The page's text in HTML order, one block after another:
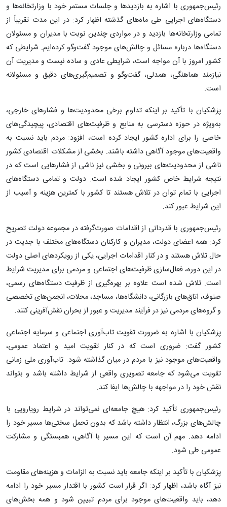
رئیس‌جمهوری با اشاره به بازدیدها و جلسات مستمر خود با وزارتخانه‌ها و
دستگاه‌های اجرایی طی ماه‌های گذشته اظهار کرد: در این مدت تقریباً از
تمامی وزارتخانه‌ها بازدید و در مواردی چندین نوبت با مدیران و مسئولان
دستگاه‌ها درباره مسائل و چالش‌های موجود گفت‌وگو کرده‌ایم. شرایطی که
کشور امروز با آن مواجه است، شرایطی عادی و ساده نیست و مدیریت آن
نیازمند هماهنگی، همدلی، گفت‌وگو و تصمیم‌گیری‌های دقیق و مسئولانه
است.
پزشکیان با تأکید بر اینکه تداوم برخی محدودیت‌ها و فشارهای خارجی،
به‌ویژه در حوزه دسترسی به منابع و ظرفیت‌های اقتصادی، پیچیدگی‌های
خاصی را برای اداره کشور ایجاد کرده است، افزود: مردم باید نسبت به
واقعیت‌های موجود آگاهی داشته باشند. بخشی از مشکلات اقتصادی کشور
ناشی از محدودیت‌های بیرونی و بخشی نیز ناشی از فشارهایی است که در
نتیجه شرایط خاص کشور ایجاد شده است. دولت و تمامی دستگاه‌های
اجرایی با تمام توان در تلاش هستند تا کشور با کمترین هزینه و آسیب از
این شرایط عبور کند.
رئیس‌جمهوری با قدردانی از اقدامات صورت‌گرفته در مجموعه دولت تصریح
کرد: همه اعضای دولت، مدیران و کارکنان دستگاه‌های مختلف با جدیت در
حال تلاش هستند و در کنار اقدامات اجرایی، یکی از رویکردهای اصلی دولت
در این دوره، فعال‌سازی ظرفیت‌های اجتماعی و مردمی برای مدیریت شرایط
است. تلاش شده است علاوه بر بهره‌گیری از ظرفیت دستگاه‌های رسمی،
صنوف، اتاق‌های بازرگانی، دانشگاه‌ها، مساجد، محلات، انجمن‌های تخصصی
و گروه‌های مردمی نیز در فرآیند مدیریت و عبور از بحران نقش‌آفرینی کنند.
پزشکیان با اشاره به ضرورت تقویت تاب‌آوری اجتماعی و سرمایه اجتماعی
کشور گفت: ضروری است که در کنار تقویت امید و اعتماد عمومی،
واقعیت‌های موجود نیز با مردم در میان گذاشته شود. تاب‌آوری ملی زمانی
تقویت می‌شود که جامعه تصویری واقعی از شرایط داشته باشد و بتواند
نقش خود را در مواجهه با چالش‌ها ایفا کند.
رئیس‌جمهوری تأکید کرد: هیچ جامعه‌ای نمی‌تواند در شرایط رویارویی با
چالش‌های بزرگ، انتظار داشته باشد که بدون تحمل سختی‌ها مسیر خود را
ادامه دهد. مهم آن است که این مسیر با آگاهی، همبستگی و مشارکت
عمومی طی شود.
پزشکیان با تأکید بر اینکه جامعه باید نسبت به الزامات و هزینه‌های مقاومت
نیز آگاه باشد، اظهار کرد: اگر قرار است کشور با اقتدار مسیر خود را ادامه
دهد، باید واقعیت‌های موجود برای مردم تبیین شود و همه بخش‌های